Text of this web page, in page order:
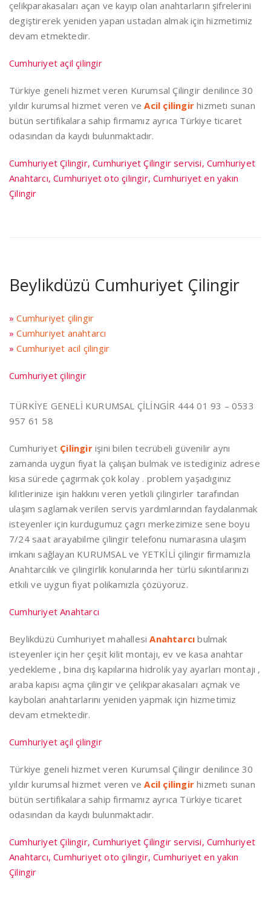
çelikparakasaları açan ve kayıp olan anahtarların şifrelerini
degiştirerek yeniden yapan ustadan almak için hizmetimiz
devam etmektedir.
Cumhuriyet açil çilingir
Türkiye geneli hizmet veren Kurumsal Çilingir denilince 30
yıldır kurumsal hizmet veren veAcil çilingirhizmetı sunan
bütün sertifikalara sahip firmamız ayrıca Türkiye ticaret
odasından da kaydı bulunmaktadır.
Cumhuriyet Çilingir, Cumhuriyet Çilingir servisi, Cumhuriyet
Anahtarcı, Cumhuriyet oto çilingir, Cumhuriyet en yakın
Çilingir
Beylikdüzü Cumhuriyet Çilingir
» Cumhuriyet çilingir
» Cumhuriyet anahtarcı
» Cumhuriyet acil çilingir
Cumhuriyet çilingir
TÜRKİYE GENELİ KURUMSAL ÇİLİNGİR 444 01 93 – 0533
957 61 58
Cumhuriyet Çilingirişini bilen tecrübeli güvenilir aynı
zamanda uygun fiyat la çalışan bulmak ve istediginiz adrese
kısa sürede çagırmak çok kolay . problem yaşadıgınız
kilitlerinize işin hakkını veren yetkili çilingirler tarafından
ulaşım saglamak verilen servis yardımlarından faydalanmak
isteyenler için kurdugumuz çagrı merkezimize sene boyu
7/24 saat arayabilme çilingir telefonu numarasına ulaşım
imkanı sağlayan KURUMSAL ve YETKİLİ çilingir firmamızla
Anahtarcılık ve çilingirlik konularında her türlü sıkıntılarınızı
etkili ve uygun fiyat polikamızla çözüyoruz.
Cumhuriyet Anahtarcı
Beylikdüzü Cumhuriyet mahallesiAnahtarcı bulmak
isteyenler için her çeşit kilit montajı, ev ve kasa anahtar
yedekleme , bina dış kapılarına hidrolik yay ayarları montajı ,
araba kapısı açma çilingir ve çelikparakasaları açmak ve
kaybolan anahtarlarını yeniden yapmak için hizmetimiz
devam etmektedir.
Cumhuriyet açil çilingir
Türkiye geneli hizmet veren Kurumsal Çilingir denilince 30
yıldır kurumsal hizmet veren veAcil çilingirhizmetı sunan
bütün sertifikalara sahip firmamız ayrıca Türkiye ticaret
odasından da kaydı bulunmaktadır.
Cumhuriyet Çilingir, Cumhuriyet Çilingir servisi, Cumhuriyet
Anahtarcı, Cumhuriyet oto çilingir, Cumhuriyet en yakın
Çilingir